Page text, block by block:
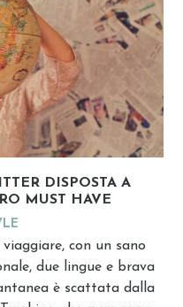
DISPOSTA A
MUST HAVE
con un sano
due lingue e brava
è scattata dalla